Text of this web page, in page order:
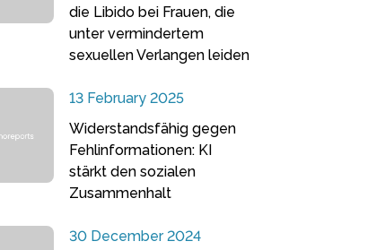
die Libido bei Frauen, die
unter vermindertem
sexuellen Verlangen leiden
13 February 2025
Widerstandsfähig gegen
Fehlinformationen: KI
stärkt den sozialen
Zusammenhalt
30 December 2024